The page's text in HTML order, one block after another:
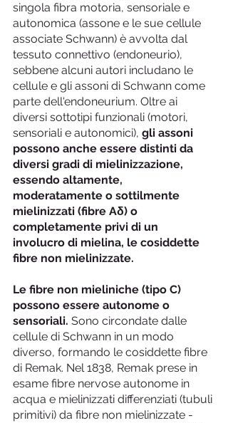
singola fibra motoria, sensoriale e
autonomica (assone e le sue cellule
associate Schwann) è avvolta dal
tessuto connettivo (endoneurio),
sebbene alcuni autori includano le
cellule e gli assoni di Schwann come
parte dell'endoneurium. Oltre ai
diversi sottotipi funzionali (motori,
sensoriali e autonomici), gli assoni
possono anche essere distinti da
diversi gradi di mielinizzazione,
essendo altamente,
moderatamente o sottilmente
mielinizzati (fibre Aδ) o
completamente privi di un
involucro di mielina, le cosiddette
fibre non mielinizzate.
Le fibre non mieliniche (tipo C)
possono essere autonome o
sensoriali. Sono circondate dalle
cellule di Schwann in un modo
diverso, formando le cosiddette fibre
di Remak. Nel 1838, Remak prese in
esame fibre nervose autonome in
acqua e mielinizzati differenziati (tubuli
primitivi) da fibre non mielinizzate -